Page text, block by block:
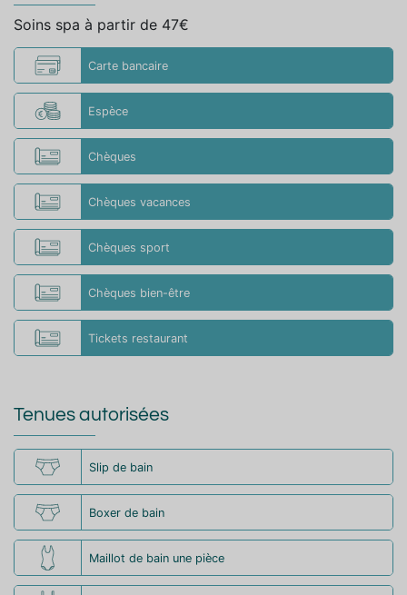
Soins spa à partir de 47€
Carte bancaire
Espèce
Chèques
Chèques vacances
Chèques sport
Chèques bien-être
Tickets restaurant
Tenues autorisées
Slip de bain
Boxer de bain
Maillot de bain une pièce